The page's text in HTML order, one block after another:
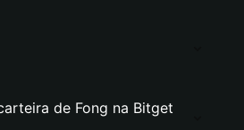
de Fong na Bitget